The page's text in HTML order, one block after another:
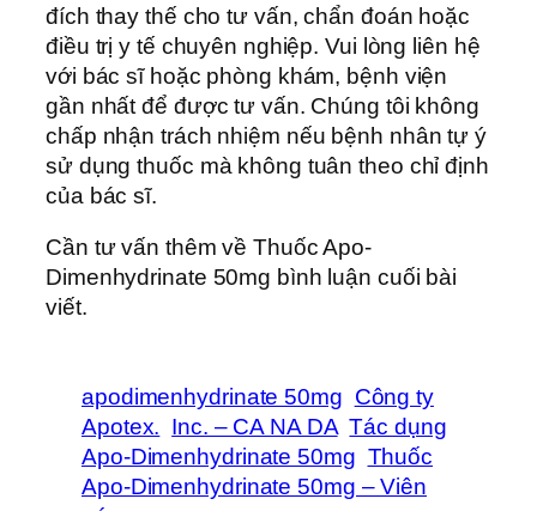
đích thay thế cho tư vấn, chẩn đoán hoặc
điều trị y tế chuyên nghiệp. Vui lòng liên hệ
với bác sĩ hoặc phòng khám, bệnh viện
gần nhất để được tư vấn. Chúng tôi không
chấp nhận trách nhiệm nếu bệnh nhân tự ý
sử dụng thuốc mà không tuân theo chỉ định
của bác sĩ.
Cần tư vấn thêm về Thuốc Apo-
Dimenhydrinate 50mg bình luận cuối bài
viết.
apodimenhydrinate 50mg Công ty
Apotex. Inc. – CA NA DA Tác dụng
Apo-Dimenhydrinate 50mg Thuốc
Apo-Dimenhydrinate 50mg – Viên